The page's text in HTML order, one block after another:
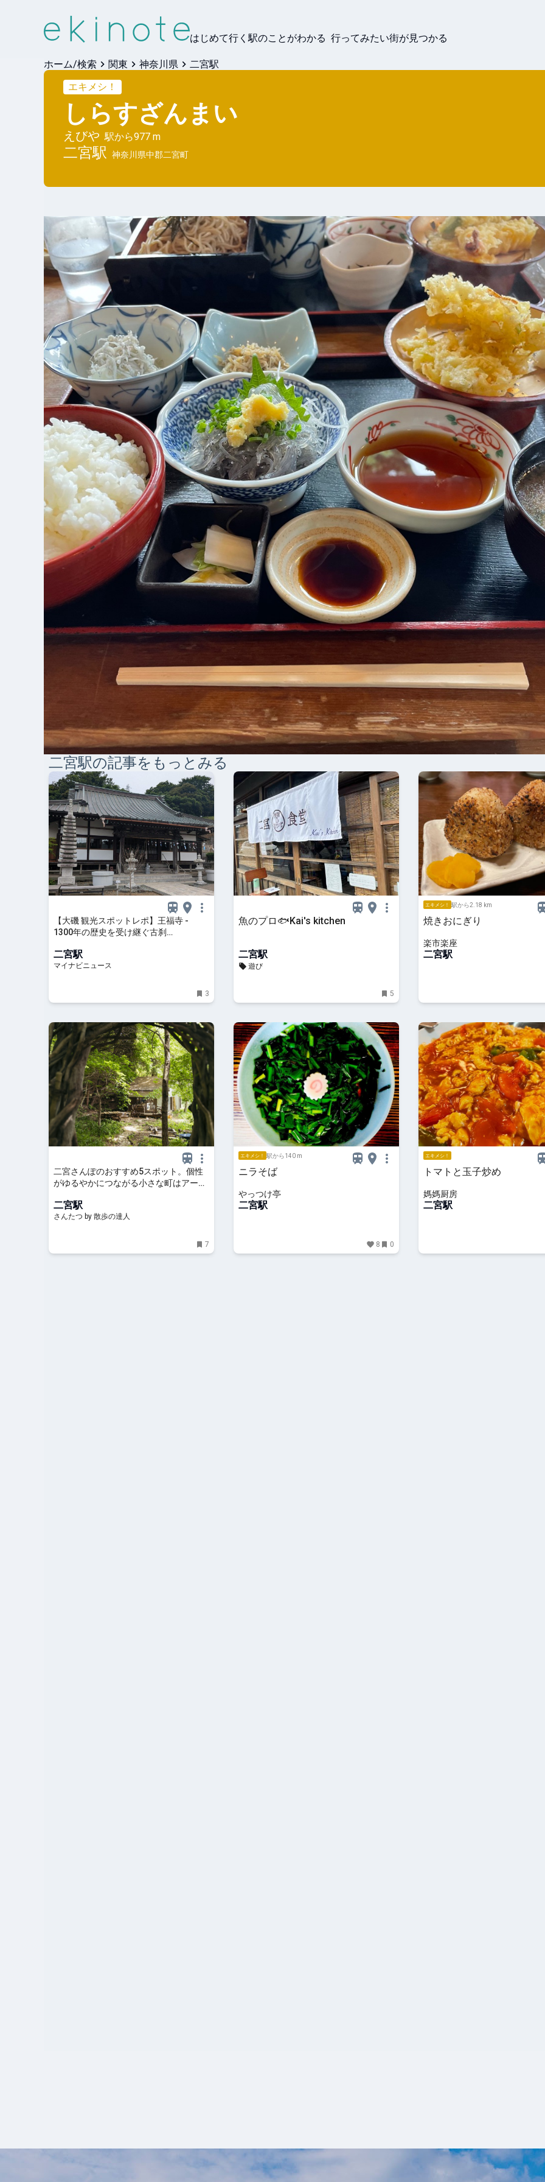
はじめて行く駅のことがわかる 行ってみたい街が見つかる
ホーム/検索 関東 神奈川県
二宮駅
エキメシ！
しらすざんまい
えびや 駅から977 m
二宮駅 神奈川県中郡二宮町
二宮駅の記事をもっとみる
【大磯 観光スポットレポ】王福寺 -
1300年の歴史を受け継ぐ古刹…
二宮駅
マイナビニュース
3
魚のプロ🐟Kai's kitchen
二宮駅
遊び
5
エキメシ！ 駅から2.18 km
焼きおにぎり
楽市楽座
二宮駅
二宮さんぽのおすすめ5スポット。個性
がゆるやかにつながる小さな町はアーテ
二宮駅
さんたつ by 散歩の達人
7
エキメシ！ 駅から140 m
ニラそば
やっつけ亭
二宮駅
8 0
エキメシ！
トマトと玉子炒め
媽媽厨房
二宮駅